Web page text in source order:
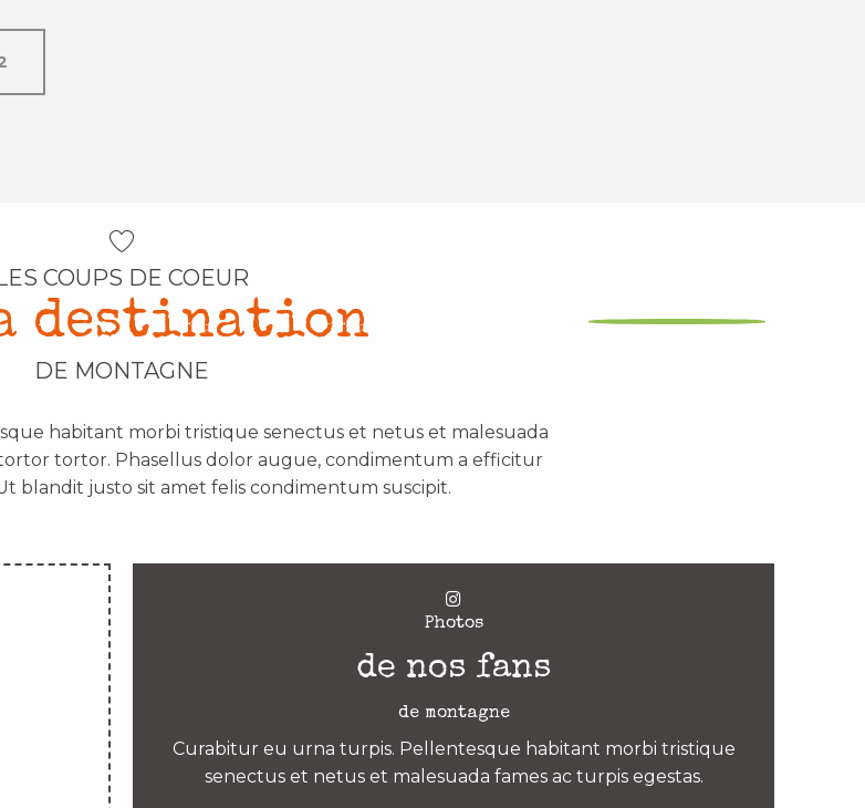
COUPS DE COEUR
destination
DE MONTAGNE
habitant morbi tristique senectus et netus et malesuada
tortor. Phasellus dolor augue, condimentum a efficitur
blandit justo sit amet felis condimentum suscipit.
Photos
de nos fans
de montagne
Curabitur eu urna turpis. Pellentesque habitant morbi tristique
senectus et netus et malesuada fames ac turpis egestas.